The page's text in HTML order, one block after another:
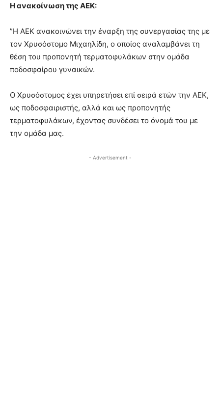
Η ανακοίνωση της ΑΕΚ:
”Η ΑΕΚ ανακοινώνει την έναρξη της συνεργασίας της με
τον Χρυσόστομο Μιχαηλίδη, ο οποίος αναλαμβάνει τη
θέση του προπονητή τερματοφυλάκων στην ομάδα
ποδοσφαίρου γυναικών.
Ο Χρυσόστομος έχει υπηρετήσει επί σειρά ετών την ΑΕΚ,
ως ποδοσφαιριστής, αλλά και ως προπονητής
τερματοφυλάκων, έχοντας συνδέσει το όνομά του με
την ομάδα μας.
- Advertisement -